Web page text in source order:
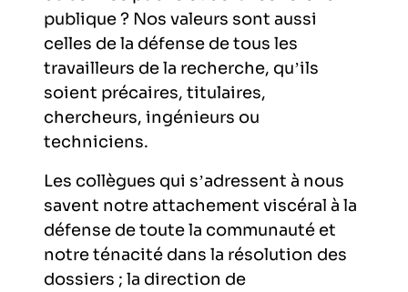
publique ? Nos valeurs sont aussi
celles de la défense de tous les
travailleurs de la recherche, qu’ils
soient précaires, titulaires,
chercheurs, ingénieurs ou
techniciens.
Les collègues qui s’adressent à nous
savent notre attachement viscéral à la
défense de toute la communauté et
notre ténacité dans la résolution des
dossiers ; la direction de